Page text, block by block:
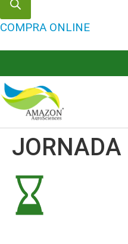
COMPRA ONLINE
JORNADA